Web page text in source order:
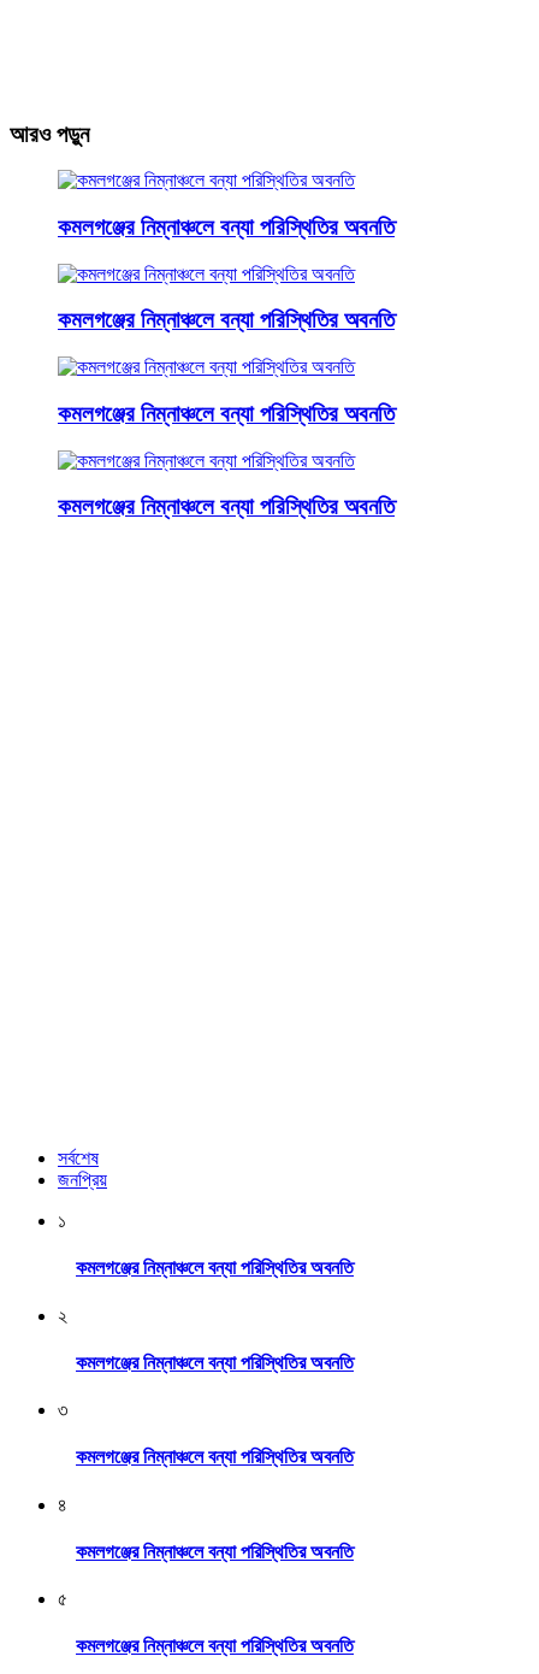
আরও পড়ুন
কমলগঞ্জের নিম্নাঞ্চলে বন্যা পরিস্থিতির অবনতি
কমলগঞ্জের নিম্নাঞ্চলে বন্যা পরিস্থিতির অবনতি
কমলগঞ্জের নিম্নাঞ্চলে বন্যা পরিস্থিতির অবনতি
কমলগঞ্জের নিম্নাঞ্চলে বন্যা পরিস্থিতির অবনতি
সর্বশেষ
জনপ্রিয়
১
কমলগঞ্জের নিম্নাঞ্চলে বন্যা পরিস্থিতির অবনতি
২
কমলগঞ্জের নিম্নাঞ্চলে বন্যা পরিস্থিতির অবনতি
৩
কমলগঞ্জের নিম্নাঞ্চলে বন্যা পরিস্থিতির অবনতি
৪
কমলগঞ্জের নিম্নাঞ্চলে বন্যা পরিস্থিতির অবনতি
৫
কমলগঞ্জের নিম্নাঞ্চলে বন্যা পরিস্থিতির অবনতি